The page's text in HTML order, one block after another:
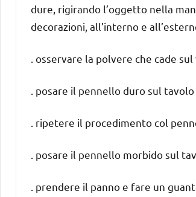
dure, rigirando l’oggetto nella
decorazioni, all’interno e
. osservare la polvere che cade sul
. posare il pennello duro sul
. ripetere il procedimento col
. posare il pennello morbido sul
. prendere il panno e fare un